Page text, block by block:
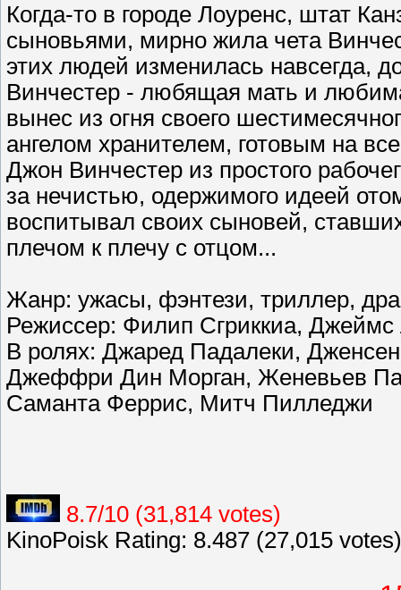
Когда-то в городе Лоуренс, штат
сыновьями, мирно жила чета
этих людей изменилась навсегда,
Винчестер - любящая мать и
вынес из огня своего
ангелом хранителем, готовым на
Джон Винчестер из простого
за нечистью, одержимого идеей
воспитывал своих сыновей,
плечом к плечу с отцом...
Жанр: ужасы, фэнтези, триллер,
Режиссер: Филип Сгриккиа,
В ролях: Джаред Падалеки,
Джеффри Дин Морган, Женевьев
Саманта Феррис, Митч Пилледжи
8.7/10 (31,814 votes)
KinoPoisk Rating: 8.487 (27,015 votes)